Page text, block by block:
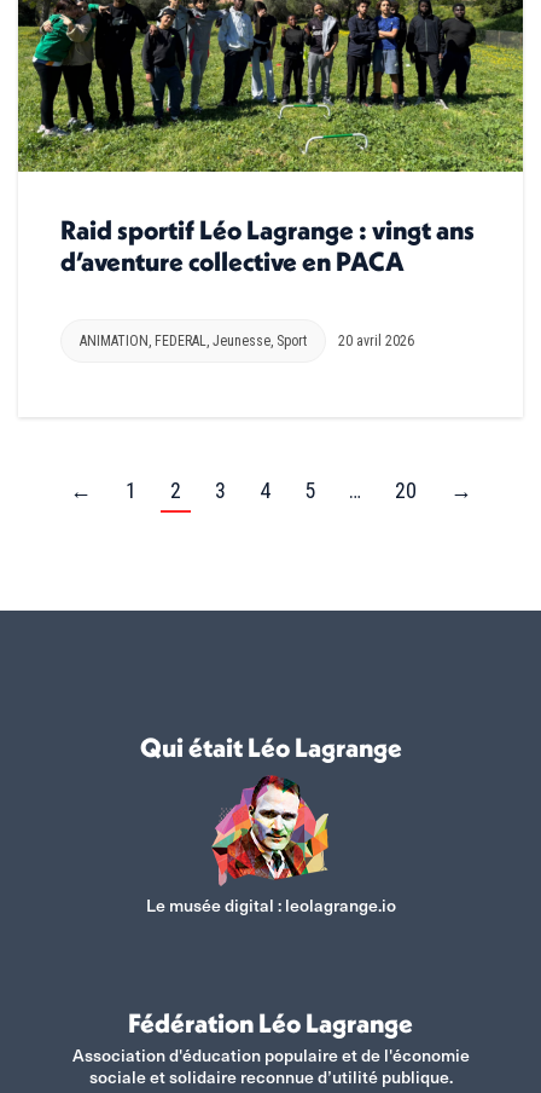
Raid sportif Léo Lagrange : vingt ans
d’aventure collective en PACA
ANIMATION FEDERAL Jeunesse Sport 20 avril 2026
← 1 2 3 4 5 … 20 →
Qui était Léo Lagrange
Le musée digital :leolagrange.io
Fédération Léo Lagrange
Association d'éducation populaire et de l'économie
sociale et solidaire reconnue d’utilité publique.